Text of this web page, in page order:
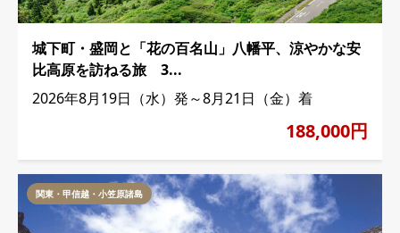
城下町・盛岡と「花の百名山」八幡平、涼やかな安
比高原を訪ねる旅 3...
2026年8月19日（水）発～8月21日（金）着
188,000円
関東・甲信越・小笠原諸島